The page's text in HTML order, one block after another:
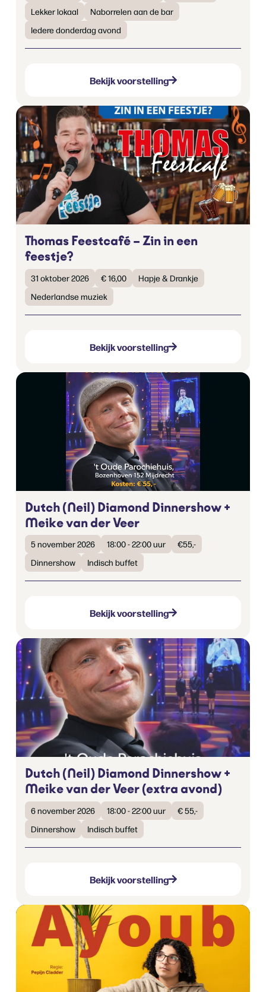
Lekker lokaal
Naborrelen aan de bar
Iedere donderdag avond
Bekijk voorstelling
Thomas Feestcafé – Zin in een
feestje?
31 oktober 2026 € 16,00
Hapje & Drankje
Nederlandse muziek
Bekijk voorstelling
Dutch (Neil) Diamond Dinnershow +
Meike van der Veer
5 november 2026 18:00 - 22:00 uur
€55,-
Dinnershow
Indisch buffet
Bekijk voorstelling
Dutch (Neil) Diamond Dinnershow +
Meike van der Veer (extra avond)
6 november 2026 18:00 - 22:00 uur
€ 55,-
Dinnershow
Indisch buffet
Bekijk voorstelling